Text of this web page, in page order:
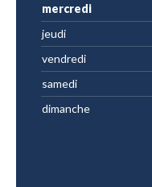
mercredi
jeudi
vendredi
samedi
dimanche